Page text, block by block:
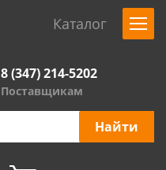
Каталог
8 (347) 214-5202
Поставщикам